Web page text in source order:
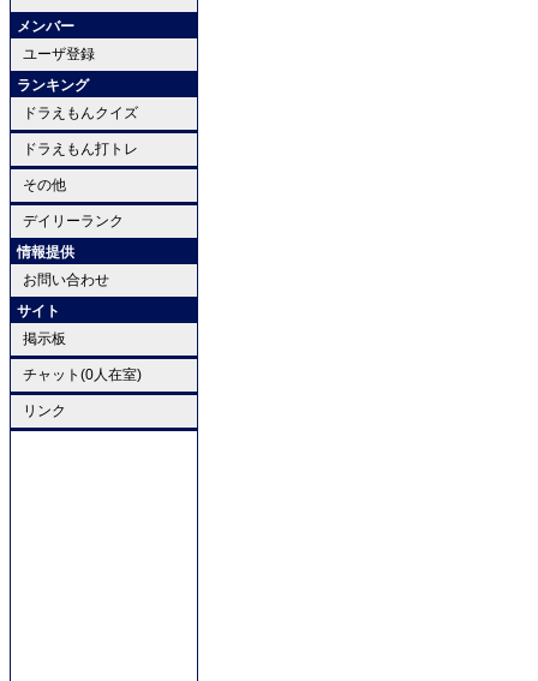
メンバー
ユーザ登録
ランキング
ドラえもんクイズ
ドラえもん打トレ
その他
デイリーランク
情報提供
お問い合わせ
サイト
掲示板
チャット(0人在室)
リンク